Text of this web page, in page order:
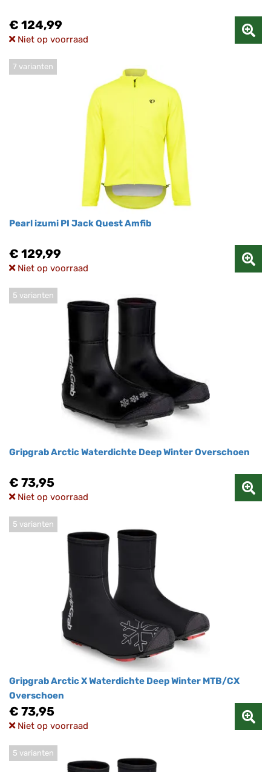
€ 124,99
Niet op voorraad
Pearl izumi PI Jack Quest Amfib
7 varianten
€ 129,99
Niet op voorraad
Gripgrab Arctic Waterdichte Deep Winter Overschoen
5 varianten
€ 73,95
Niet op voorraad
Gripgrab Arctic X Waterdichte Deep Winter MTB/CX
Overschoen
5 varianten
€ 73,95
Niet op voorraad
5 varianten